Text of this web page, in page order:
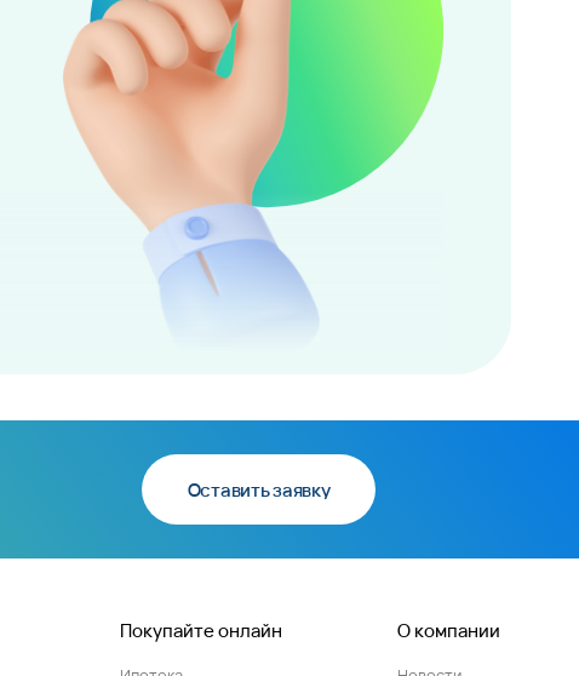
Оставить заявку
Покупайте онлайн О компании